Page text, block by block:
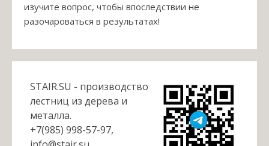
изучите вопрос, чтобы впоследствии не
разочароваться в результатах!
STAIR.SU - производство
лестниц из дерева и
металла.
+7(985) 998-57-97,